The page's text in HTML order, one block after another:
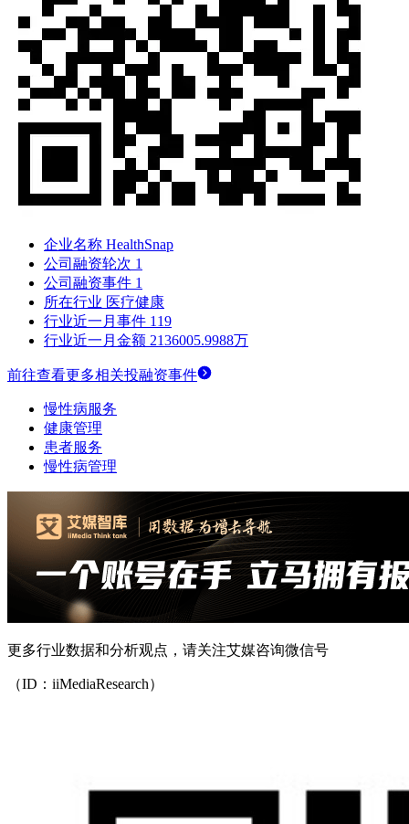
企业名称 HealthSnap
公司融资轮次 1
公司融资事件 1
所在行业 医疗健康
行业近一月事件 119
行业近一月金额 2136005.9988万
前往查看更多相关投融资事件
慢性病服务
健康管理
患者服务
慢性病管理
更多行业数据和分析观点，请关注艾媒咨询微信号
（ID：iiMediaResearch）